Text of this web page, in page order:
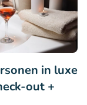
in luxe
out +